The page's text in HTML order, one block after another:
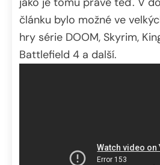
článku bylo možné ve
hry série DOOM, Skyrim,
Battlefield 4 a další.